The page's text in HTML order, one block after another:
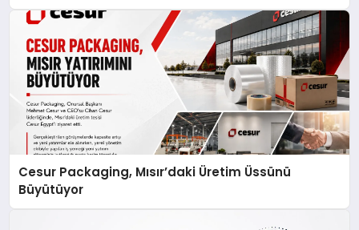
Cesur Packaging, Mısır’daki Üretim Üssünü
Büyütüyor